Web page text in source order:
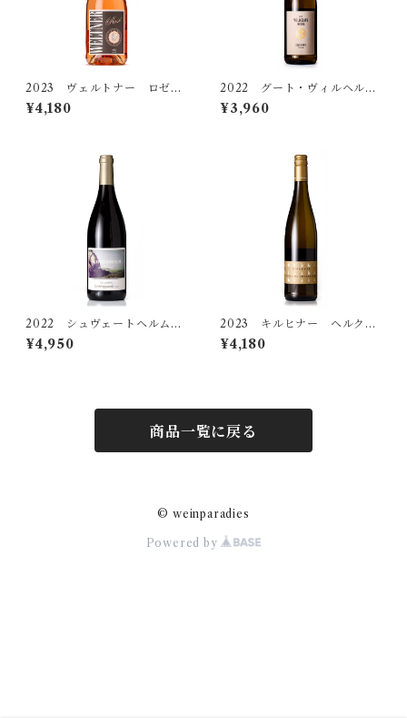
イム・ヴァイネック
2023 ヴェルトナー ロゼ
トロッケン
¥4,180
2022 グート・ヴィルヘルム
スベルク ジルヴァーナー
トロッケン
¥3,960
2022 シュヴェートヘルム
シュペートブルグンダー ツ
ェラータール トロッケン
¥4,950
2023 キルヒナー ヘルクス
ハイム リースリング トロ
ッケン
¥4,180
商品一覧に戻る
© weinparadies
Powered by